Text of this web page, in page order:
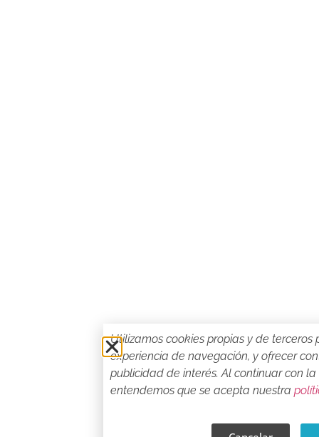
Utilizamos cookies propias y de terceros
experiencia de navegación, y ofrecer
publicidad de interés. Al continuar con
entendemos que se acepta nuestra